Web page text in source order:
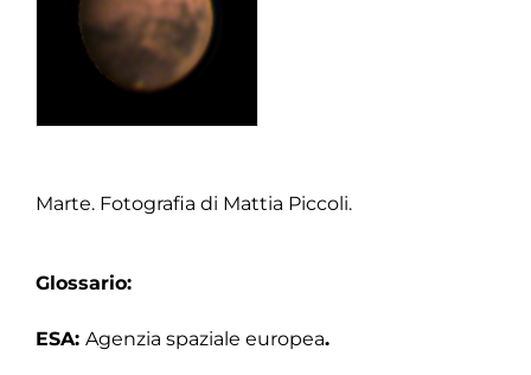
Marte. Fotografia di Mattia Piccoli.
Glossario:‌ ‌
ESA:‌ ‌‌ Agenzia‌ ‌spaziale‌ ‌europea‌.‌ ‌